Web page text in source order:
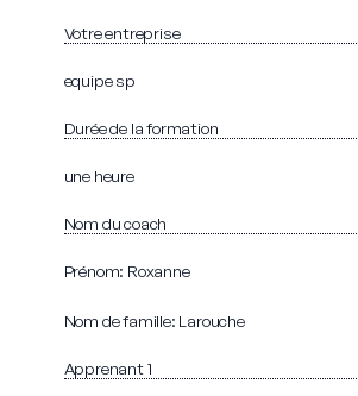
Votre entreprise
equipe sp
Durée de la formation
une heure
Nom du coach
Prénom: Roxanne
Nom de famille: Larouche
Apprenant 1